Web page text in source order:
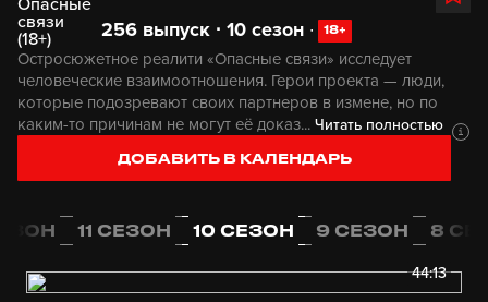
256 выпуск ∙ 10 сезон ∙ 18+
ДОБАВИТЬ В КАЛЕНДАРЬ
Остросюжетное реалити «Опасные связи» исследует
человеческие взаимоотношения. Герои проекта — люди,
которые подозревают своих партнеров в измене, но по
каким-то причинам не могут её доказ... Читать полностью
11 СЕЗОН 10 СЕЗОН 9 СЕЗОН 8
44:13